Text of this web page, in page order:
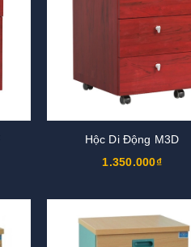
Hộc Di Động M3D
1.350.000₫